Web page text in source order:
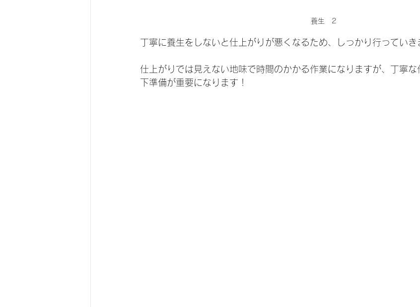
養生　2
丁寧に養生をしないと仕上がりが悪くなるため、しっかり行っていき
仕上がりでは見えない地味で時間のかかる作業になりますが、丁寧
下準備が重要になります！